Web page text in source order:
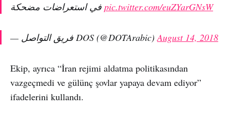
pic.twitter.com/euZYarGNsW
— فريق التواصل DOS (@DOTArabic) August 14, 2018
Ekip, ayrıca “İran rejimi aldatma politikasından
vazgeçmedi ve gülünç şovlar yapaya devam ediyor”
ifadelerini kullandı.